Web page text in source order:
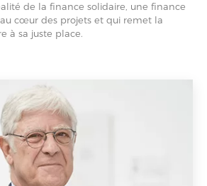
de la finance solidaire, une finance
cœur des projets et qui remet la
à sa juste place.